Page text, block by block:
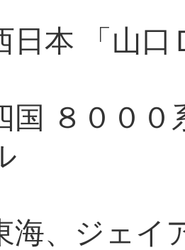
日本 「山
国 ８００
海、ジェイ